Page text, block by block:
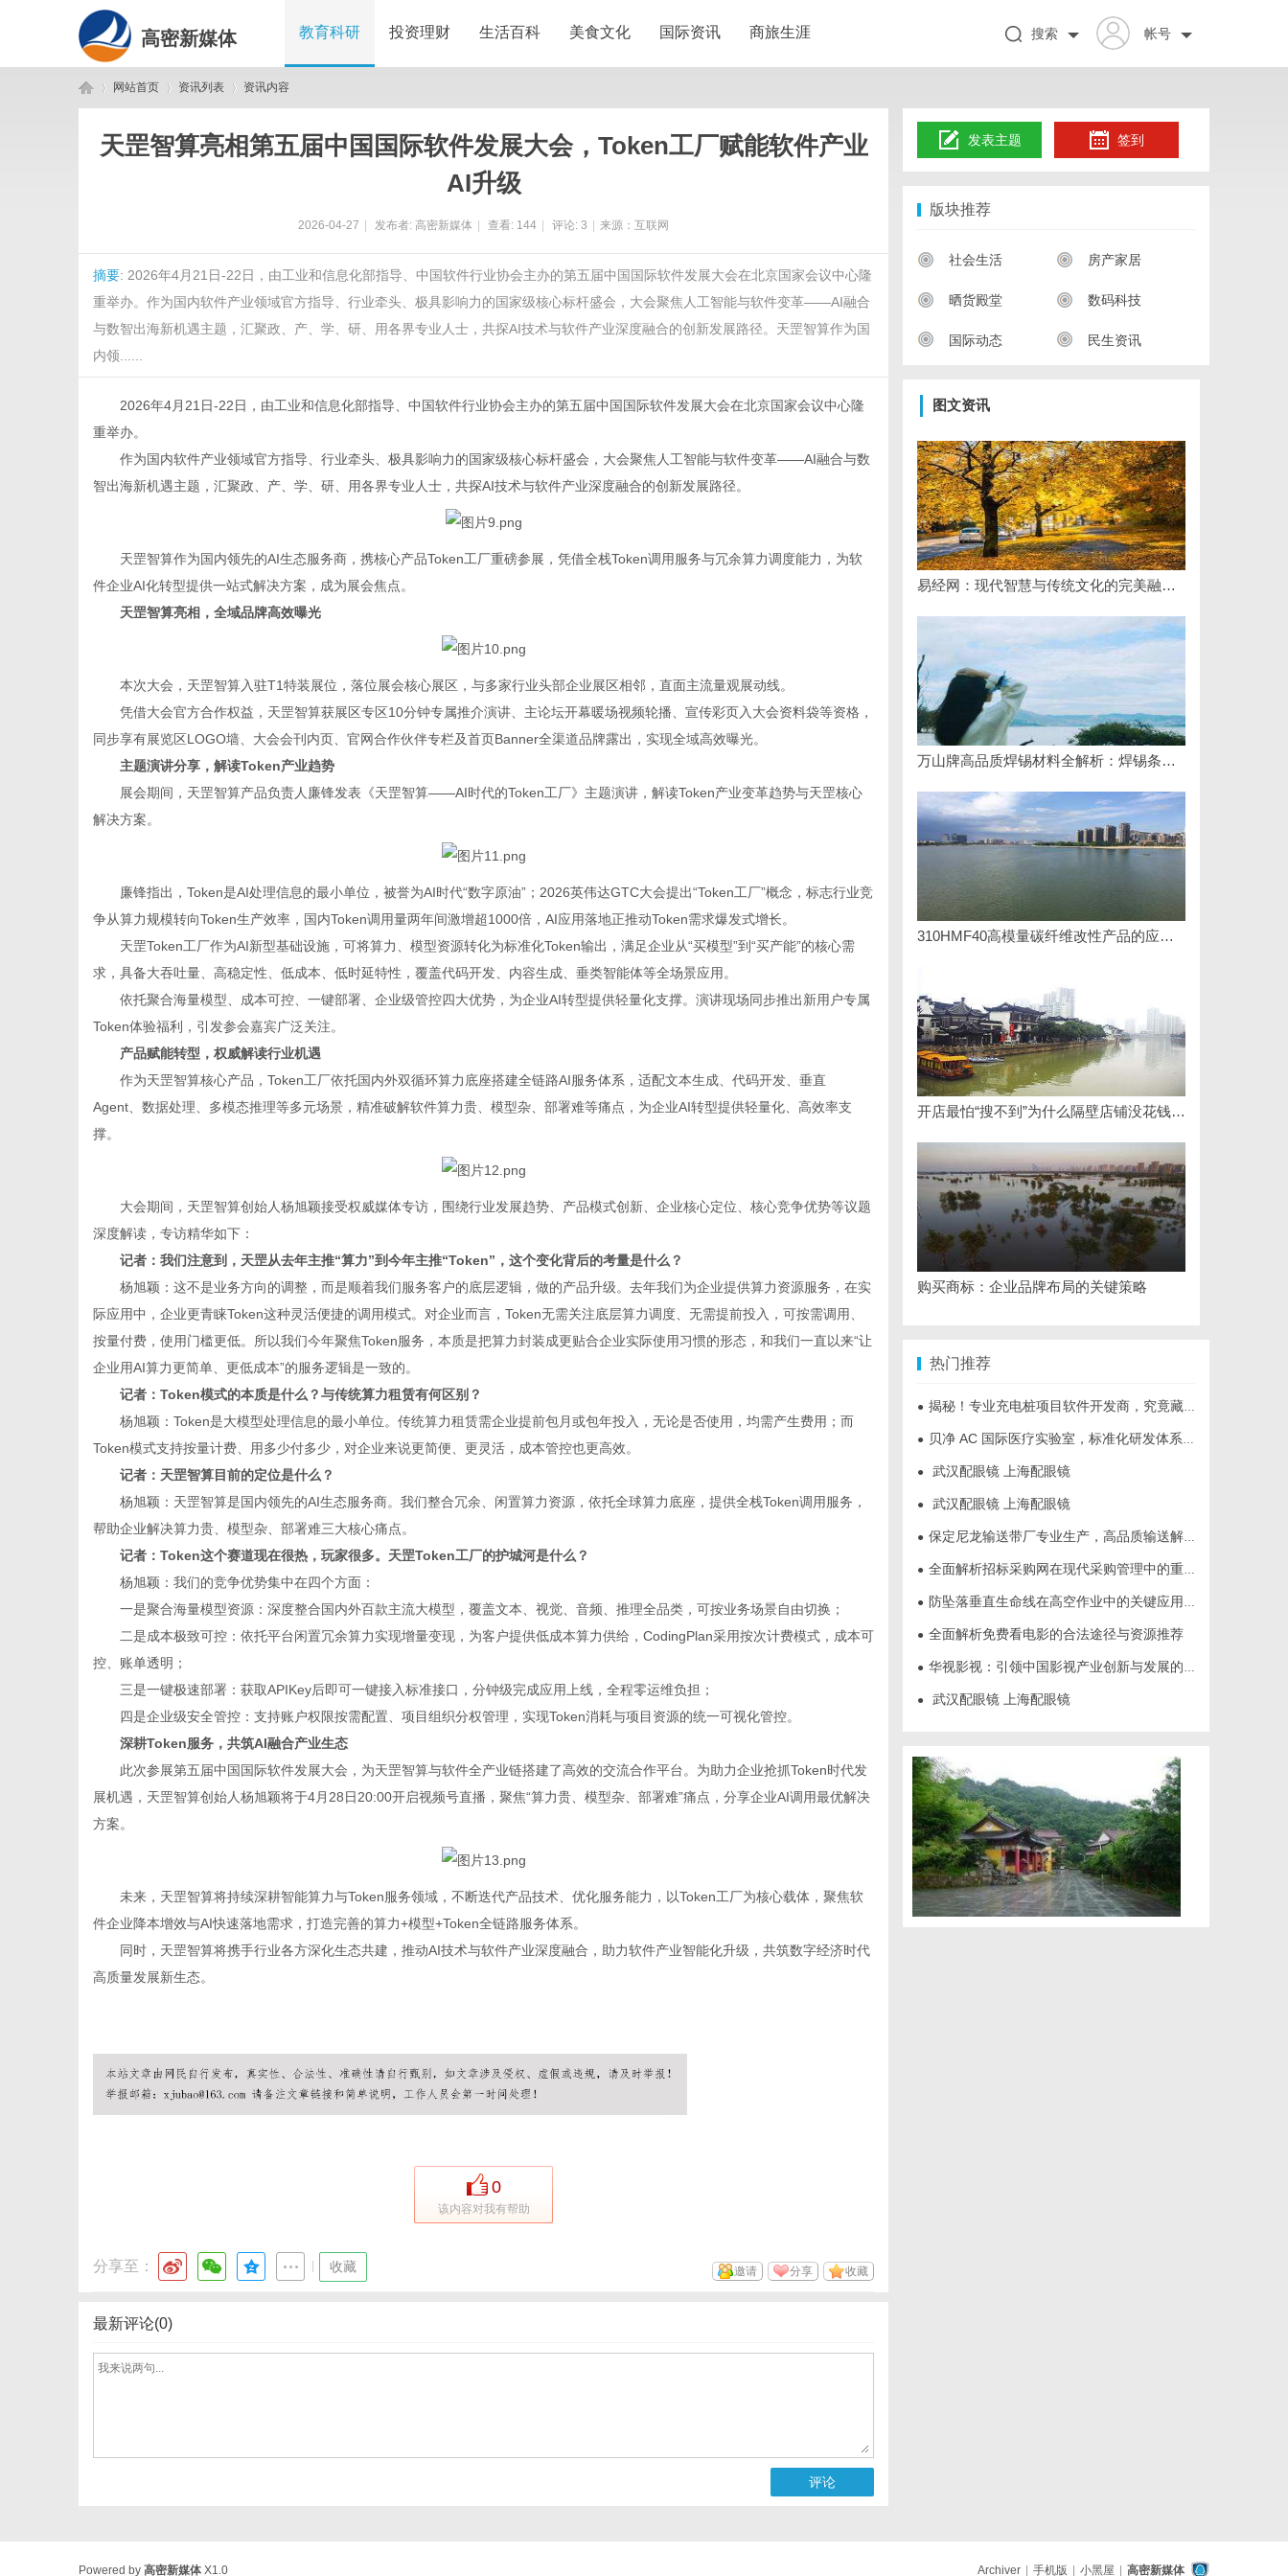
高密新媒体 教育科研 投资理财 生活百科 美食文化 国际资讯 商旅生涯 帐号
搜索
网站首页 资讯列表 资讯内容
天罡智算亮相第五届中国国际软件发展大会，Token工厂赋能软件产业
AI升级
2026-04-27 发布者: 高密新媒体 查看: 144 评论: 3 来源：互联网
摘要: 2026年4月21日-22日，由工业和信息化部指导、中国软件行业协会主办的第五届中国国际软件发展大会在北京国家会议中心隆
重举办。作为国内软件产业领域官方指导、行业牵头、极具影响力的国家级核心标杆盛会，大会聚焦人工智能与软件变革——AI融合
与数智出海新机遇主题，汇聚政、产、学、研、用各界专业人士，共探AI技术与软件产业深度融合的创新发展路径。天罡智算作为国
内领......
2026年4月21日-22日，由工业和信息化部指导、中国软件行业协会主办的第五届中国国际软件发展大会在北京国家会议中心隆
重举办。
作为国内软件产业领域官方指导、行业牵头、极具影响力的国家级核心标杆盛会，大会聚焦人工智能与软件变革——AI融合与数
智出海新机遇主题，汇聚政、产、学、研、用各界专业人士，共探AI技术与软件产业深度融合的创新发展路径。
天罡智算作为国内领先的AI生态服务商，携核心产品Token工厂重磅参展，凭借全栈Token调用服务与冗余算力调度能力，为软
件企业AI化转型提供一站式解决方案，成为展会焦点。
天罡智算亮相，全域品牌高效曝光
本次大会，天罡智算入驻T1特装展位，落位展会核心展区，与多家行业头部企业展区相邻，直面主流量观展动线。
凭借大会官方合作权益，天罡智算获展区专区10分钟专属推介演讲、主论坛开幕暖场视频轮播、宣传彩页入大会资料袋等资格，
同步享有展览区LOGO墙、大会会刊内页、官网合作伙伴专栏及首页Banner全渠道品牌露出，实现全域高效曝光。
主题演讲分享，解读Token产业趋势
展会期间，天罡智算产品负责人廉锋发表《天罡智算——AI时代的Token工厂》主题演讲，解读Token产业变革趋势与天罡核心
解决方案。
廉锋指出，Token是AI处理信息的最小单位，被誉为AI时代“数字原油”；2026英伟达GTC大会提出“Token工厂”概念，标志行业竞
争从算力规模转向Token生产效率，国内Token调用量两年间激增超1000倍，AI应用落地正推动Token需求爆发式增长。
天罡Token工厂作为AI新型基础设施，可将算力、模型资源转化为标准化Token输出，满足企业从“买模型”到“买产能”的核心需
求，具备大吞吐量、高稳定性、低成本、低时延特性，覆盖代码开发、内容生成、垂类智能体等全场景应用。
依托聚合海量模型、成本可控、一键部署、企业级管控四大优势，为企业AI转型提供轻量化支撑。演讲现场同步推出新用户专属
Token体验福利，引发参会嘉宾广泛关注。
产品赋能转型，权威解读行业机遇
作为天罡智算核心产品，Token工厂依托国内外双循环算力底座搭建全链路AI服务体系，适配文本生成、代码开发、垂直
Agent、数据处理、多模态推理等多元场景，精准破解软件算力贵、模型杂、部署难等痛点，为企业AI转型提供轻量化、高效率支
撑。
大会期间，天罡智算创始人杨旭颖接受权威媒体专访，围绕行业发展趋势、产品模式创新、企业核心定位、核心竞争优势等议题
深度解读，专访精华如下：
记者：我们注意到，天罡从去年主推“算力”到今年主推“Token”，这个变化背后的考量是什么？
杨旭颖：这不是业务方向的调整，而是顺着我们服务客户的底层逻辑，做的产品升级。去年我们为企业提供算力资源服务，在实
际应用中，企业更青睐Token这种灵活便捷的调用模式。对企业而言，Token无需关注底层算力调度、无需提前投入，可按需调用、
按量付费，使用门槛更低。所以我们今年聚焦Token服务，本质是把算力封装成更贴合企业实际使用习惯的形态，和我们一直以来“让
企业用AI算力更简单、更低成本”的服务逻辑是一致的。
记者：Token模式的本质是什么？与传统算力租赁有何区别？
杨旭颖：Token是大模型处理信息的最小单位。传统算力租赁需企业提前包月或包年投入，无论是否使用，均需产生费用；而
Token模式支持按量计费、用多少付多少，对企业来说更简便、更灵活，成本管控也更高效。
记者：天罡智算目前的定位是什么？
杨旭颖：天罡智算是国内领先的AI生态服务商。我们整合冗余、闲置算力资源，依托全球算力底座，提供全栈Token调用服务，
帮助企业解决算力贵、模型杂、部署难三大核心痛点。
记者：Token这个赛道现在很热，玩家很多。天罡Token工厂的护城河是什么？
杨旭颖：我们的竞争优势集中在四个方面：
一是聚合海量模型资源：深度整合国内外百款主流大模型，覆盖文本、视觉、音频、推理全品类，可按业务场景自由切换；
二是成本极致可控：依托平台闲置冗余算力实现增量变现，为客户提供低成本算力供给，CodingPlan采用按次计费模式，成本可
控、账单透明；
三是一键极速部署：获取APIKey后即可一键接入标准接口，分钟级完成应用上线，全程零运维负担；
四是企业级安全管控：支持账户权限按需配置、项目组织分权管理，实现Token消耗与项目资源的统一可视化管控。
深耕Token服务，共筑AI融合产业生态
此次参展第五届中国国际软件发展大会，为天罡智算与软件全产业链搭建了高效的交流合作平台。为助力企业抢抓Token时代发
展机遇，天罡智算创始人杨旭颖将于4月28日20:00开启视频号直播，聚焦“算力贵、模型杂、部署难”痛点，分享企业AI调用最优解决
方案。
未来，天罡智算将持续深耕智能算力与Token服务领域，不断迭代产品技术、优化服务能力，以Token工厂为核心载体，聚焦软
件企业降本增效与AI快速落地需求，打造完善的算力+模型+Token全链路服务体系。
同时，天罡智算将携手行业各方深化生态共建，推动AI技术与软件产业深度融合，助力软件产业智能化升级，共筑数字经济时代
高质量发展新生态。
0
该内容对我有帮助
分享至： 收藏 收藏
分享
邀请
最新评论(0)
评论
发表主题 签到
版块推荐
社会生活 房产家居
晒货殿堂 数码科技
国际动态 民生资讯
图文资讯
易经网：现代智慧与传统文化的完美融合平台
万山牌高品质焊锡材料全解析：焊锡条、焊锡球与无铅焊锡丝的应用与优势
310HMF40高模量碳纤维改性产品的应用与优势
开店最怕“搜不到”为什么隔壁店铺没花钱，ai却天天给他免费派单？
购买商标：企业品牌布局的关键策略
热门推荐
● 揭秘！专业充电桩项目软件开发商，究竟藏着哪些行业秘诀？
● 贝净 AC 国际医疗实验室，标准化研发体系全解析
● 武汉配眼镜 上海配眼镜
● 武汉配眼镜 上海配眼镜
● 保定尼龙输送带厂专业生产，高品质输送解决方案
● 全面解析招标采购网在现代采购管理中的重要作用与应用
● 防坠落垂直生命线在高空作业中的关键应用与安全保障
● 全面解析免费看电影的合法途径与资源推荐
● 华视影视：引领中国影视产业创新与发展的标杆企业
● 武汉配眼镜 上海配眼镜
Archiver 手机版 小黑屋 高密新媒体
Powered by 高密新媒体 X1.0